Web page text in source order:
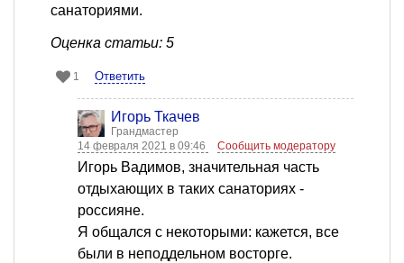
санаториями.
Оценка статьи: 5
1 Ответить
Игорь Ткачев
Грандмастер
14 февраля 2021 в 09:46
Сообщить модератору
Игорь Вадимов, значительная часть
отдыхающих в таких санаториях -
россияне.
Я общался с некоторыми: кажется, все
были в неподдельном восторге.